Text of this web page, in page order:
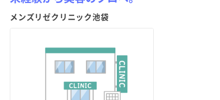
メンズリゼクリニック池袋